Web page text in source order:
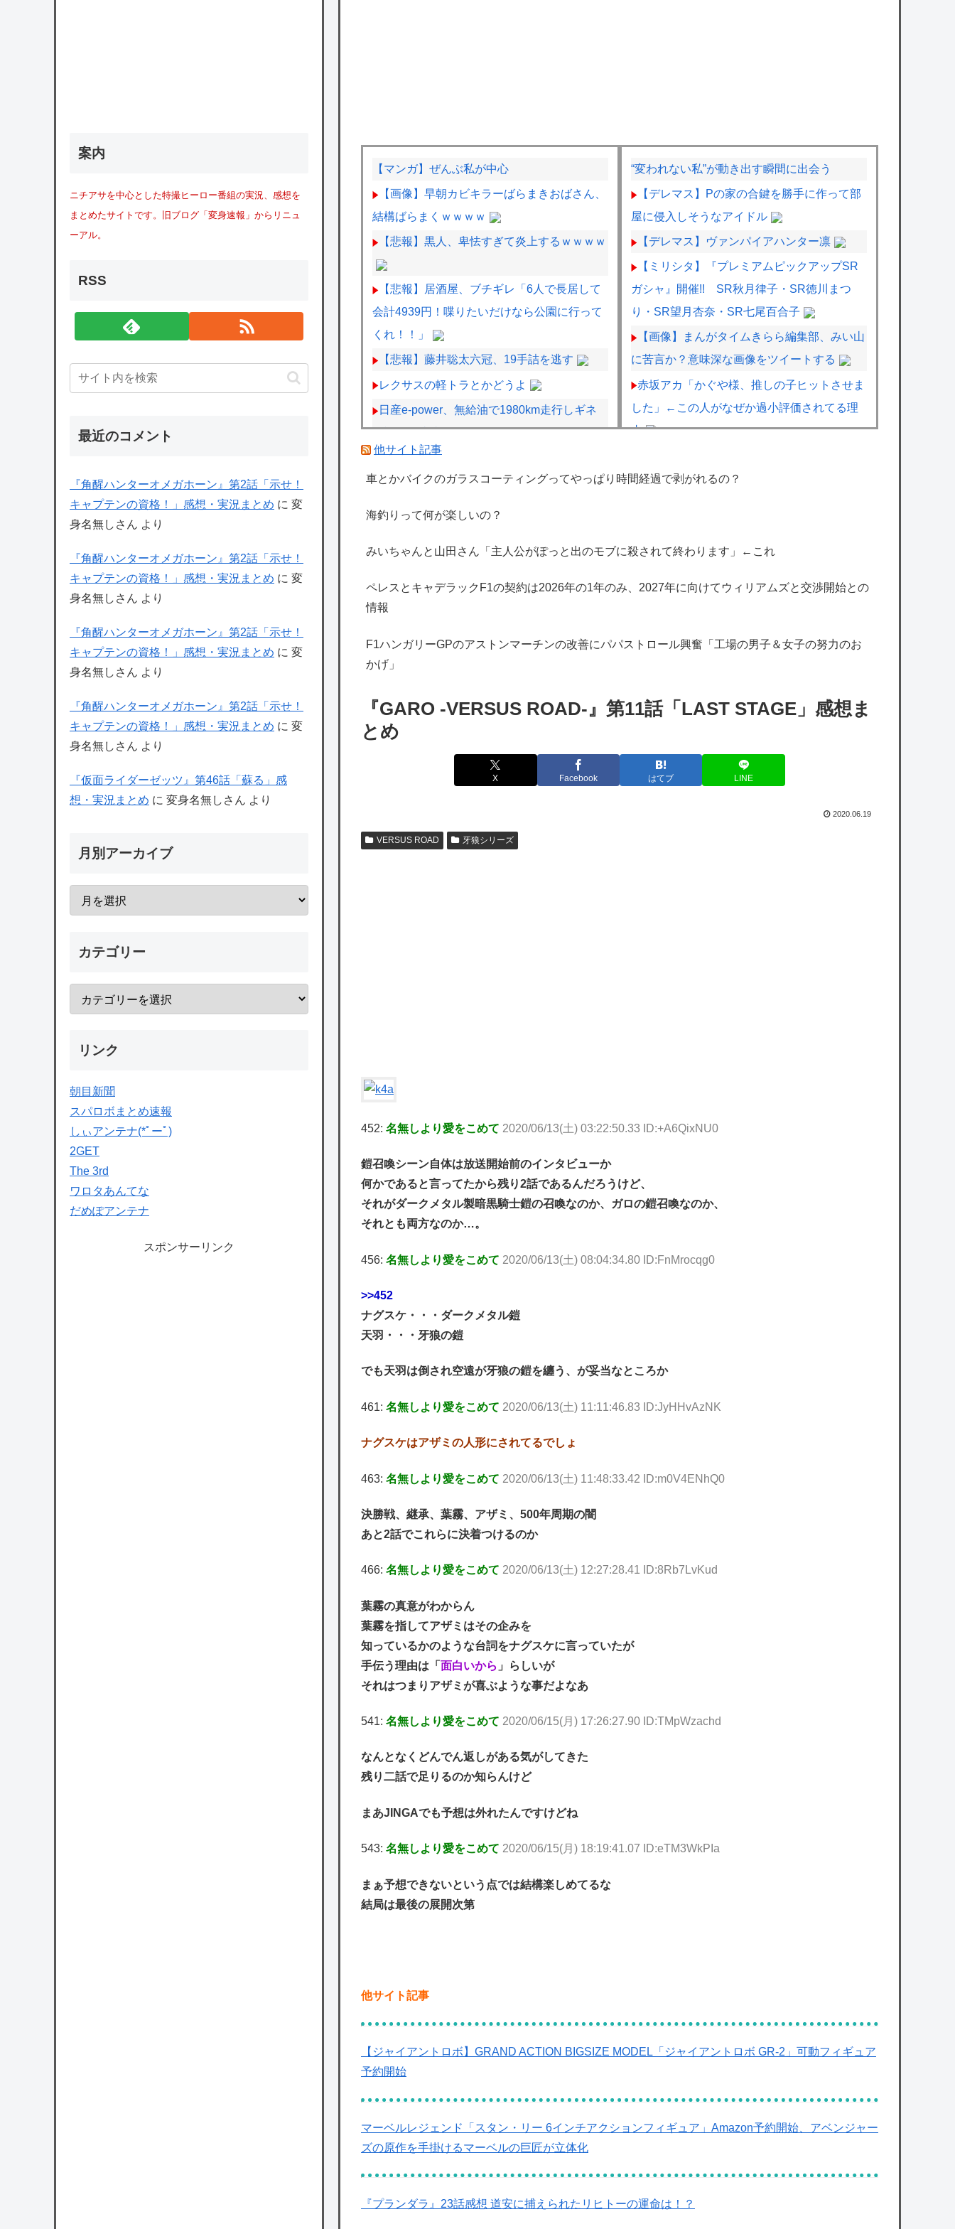
【マンガ】ぜんぶ私が中心
【画像】早朝カビキラーばらまきおばさん、
結構ばらまくｗｗｗｗ
【悲報】黒人、卑怯すぎて炎上するｗｗｗｗ
【悲報】居酒屋、ブチギレ「6人で長居して
会計4939円！喋りたいだけなら公園に行って
くれ！！」
【悲報】藤井聡太六冠、19手詰を逃す
レクサスの軽トラとかどうよ
日産e-power、無給油で1980km走行しギネ
ス記録を達成
ペレスとキャデラックF1の契約は2026年の1
年のみ、2027年に向けてウィリアムズと交渉
出たあの親日経営者に海外が大騒ぎ
のは韓国人である理由がこちら…」→「日本
も感謝してるらしい…（ﾌﾞﾙﾌﾞﾙ」＝韓国の反
海外「日本よ、お前がナンバーワンだ」 熊
本地震直後の日本の対応のスピードに世界が
★【ワートリ】細かい情報まで含めて構成さ
“変われない私”が動き出す瞬間に出会う
【デレマス】Pの家の合鍵を勝手に作って部
屋に侵入しそうなアイドル
【デレマス】ヴァンパイアハンター凛
【ミリシタ】『プレミアムピックアップSR
ガシャ』開催!! SR秋月律子・SR徳川まつ
り・SR望月杏奈・SR七尾百合子
【画像】まんがタイムきらら編集部、みい山
に苦言か？意味深な画像をツイートする
赤坂アカ「かぐや様、推しの子ヒットさせま
した」←この人がなぜか過小評価されてる理
由
尻のイラスト投稿にネット衝撃「この質感の
表をしてしまう！！！！！
だけなのか…絶望した
くなる？
【悲報】共同通信、ガチで逝く・・・・・・
【艦これ】今から提督に着任するなら皆吹雪
初期艦なんだろうか
【艦これ】煙幕してんのに大暴れしすぎちゃ
他サイト記事
車とかバイクのガラスコーティングってやっぱり時間経過で剥がれるの？
海釣りって何が楽しいの？
みいちゃんと山田さん「主人公がぽっと出のモブに殺されて終わります」←これ
ペレスとキャデラックF1の契約は2026年の1年のみ、2027年に向けてウィリアムズと交渉開始との
情報
F1ハンガリーGPのアストンマーチンの改善にパパストロール興奮「工場の男子＆女子の努力のお
かげ」
『GARO -VERSUS ROAD-』第11話「LAST STAGE」感想ま
とめ
X Facebook はてブ LINE
2020.06.19
VERSUS ROAD 牙狼シリーズ
452: 名無しより愛をこめて 2020/06/13(土) 03:22:50.33 ID:+A6QixNU0
鎧召喚シーン自体は放送開始前のインタビューか
何かであると言ってたから残り2話であるんだろうけど、
それがダークメタル製暗黒騎士鎧の召喚なのか、ガロの鎧召喚なのか、
それとも両方なのか…。
456: 名無しより愛をこめて 2020/06/13(土) 08:04:34.80 ID:FnMrocqg0
>>452
ナグスケ・・・ダークメタル鎧
天羽・・・牙狼の鎧
でも天羽は倒され空遠が牙狼の鎧を纏う、が妥当なところか
461: 名無しより愛をこめて 2020/06/13(土) 11:11:46.83 ID:JyHHvAzNK
ナグスケはアザミの人形にされてるでしょ
463: 名無しより愛をこめて 2020/06/13(土) 11:48:33.42 ID:m0V4ENhQ0
決勝戦、継承、葉霧、アザミ、500年周期の闇
あと2話でこれらに決着つけるのか
466: 名無しより愛をこめて 2020/06/13(土) 12:27:28.41 ID:8Rb7LvKud
葉霧の真意がわからん
葉霧を指してアザミはその企みを
知っているかのような台詞をナグスケに言っていたが
手伝う理由は「 面白いから 」らしいが
それはつまりアザミが喜ぶような事だよなあ
541: 名無しより愛をこめて 2020/06/15(月) 17:26:27.90 ID:TMpWzachd
なんとなくどんでん返しがある気がしてきた
残り二話で足りるのか知らんけど
まあJINGAでも予想は外れたんですけどね
543: 名無しより愛をこめて 2020/06/15(月) 18:19:41.07 ID:eTM3WkPIa
まぁ予想できないという点では結構楽しめてるな
結局は最後の展開次第
他サイト記事
【ジャイアントロボ】GRAND ACTION BIGSIZE MODEL「ジャイアントロボ GR-2」可動フィギュア
予約開始
マーベルレジェンド「スタン・リー 6インチアクションフィギュア」Amazon予約開始、アベンジャー
ズの原作を手掛けるマーベルの巨匠が立体化
『プランダラ』23話感想 道安に捕えられたリヒトーの運命は！？
案内
ニチアサを中心とした特撮ヒーロー番組の実況、感想を
まとめたサイトです。旧ブログ「変身速報」からリニュ
ーアル。
RSS
最近のコメント
『角醒ハンターオメガホーン』第2話「示せ！
キャプテンの資格！」感想・実況まとめ に 変
身名無しさん より
『角醒ハンターオメガホーン』第2話「示せ！
キャプテンの資格！」感想・実況まとめ に 変
身名無しさん より
『角醒ハンターオメガホーン』第2話「示せ！
キャプテンの資格！」感想・実況まとめ に 変
身名無しさん より
『角醒ハンターオメガホーン』第2話「示せ！
キャプテンの資格！」感想・実況まとめ に 変
身名無しさん より
『仮面ライダーゼッツ』第46話「蘇る」感
想・実況まとめ に 変身名無しさん より
月別アーカイブ
カテゴリー
リンク
朝目新聞
スパロボまとめ速報
しぃアンテナ(*ﾟーﾟ)
2GET
The 3rd
ワロタあんてな
だめぽアンテナ
スポンサーリンク